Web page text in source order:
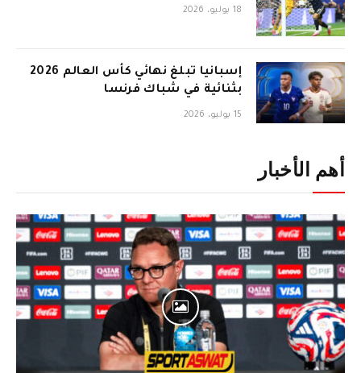
18 يوليو، 2026
إسبانيا تبلغ نهائي كأس العالم 2026
بثنائية في شباك فرنسا
15 يوليو، 2026
أهم الأخبار